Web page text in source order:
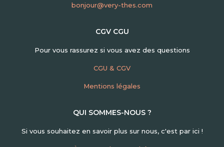
bonjour@very-thes.com
CGV CGU
Pour vous rassurez si vous avez des questions
CGU & CGV
Mentions légales
QUI SOMMES-NOUS ?
Si vous souhaitez en savoir plus sur nous, c'est par ici !